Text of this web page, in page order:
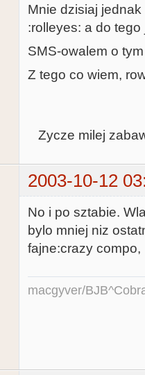
Mnie dzisiaj
:rolleyes: a do
SMS-owalem o
Z tego co wiem,
Zycze milej
2003-10-12
No i po sztabie.
bylo mniej niz
fajne:crazy
macgyver/